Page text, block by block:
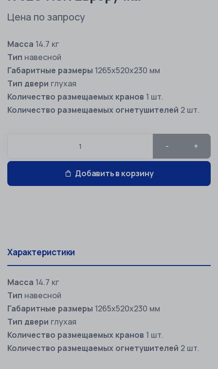
Цена по запросу
Масса 14.7 кг
Тип навесной
Габаритные размеры 1265х520х230 мм
Тип двери глухая
Количество размещаемых кранов 1 шт.
Количество размещаемых огнетушителей 2 шт.
- +
Добавить в корзину
Характеристики
Масса 14.7 кг
Тип навесной
Габаритные размеры 1265х520х230 мм
Тип двери глухая
Количество размещаемых кранов 1 шт.
Количество размещаемых огнетушителей 2 шт.